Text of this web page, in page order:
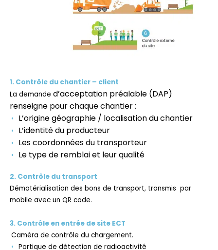
1. Contrôle du chantier – client
La demande d’acceptation préalable (DAP)
renseigne pour chaque chantier :
L’origine géographie / localisation du chantier
L’identité du producteur
Les coordonnées du transporteur
Le type de remblai et leur qualité
2. Contrôle du transport
Dématérialisation des bons de transport, transmis par
mobile avec un QR code.
3. Contrôle en entrée de site ECT
Caméra de contrôle du chargement.
Portique de détection de radioactivité